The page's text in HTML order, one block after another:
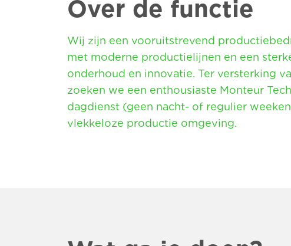
Over de functie
Wij zijn een vooruitstrevend
met moderne productielijnen en een
onderhoud en innovatie. Ter versterking
zoeken we een enthousiaste Monteur
dagdienst (geen nacht- of regulier
vlekkeloze productie omgeving.